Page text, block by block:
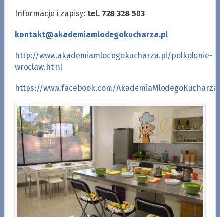
Informacje i zapisy: tel. 728 328 503
kontakt@akademiamlodegokucharza.pl
http://www.akademiamlodegokucharza.pl/polkolonie-
wroclaw.html
https://www.facebook.com/